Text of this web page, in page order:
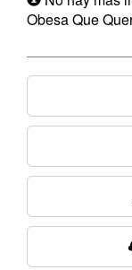
Obesa Que